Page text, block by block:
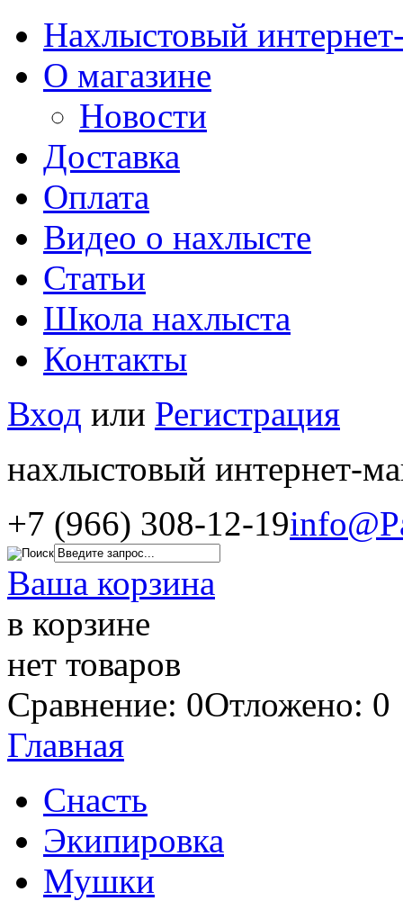
Нахлыстовый
О магазине
Новости
Доставка
Оплата
Видео о нахлысте
Статьи
Школа нахлыста
Контакты
Вход или Регистрация
нахлыстовый интернет-
+7 (966) 308-12-19
Ваша корзина
в корзине
нет товаров
Сравнение: 0Отложено: 0
Главная
Снасть
Экипировка
Мушки